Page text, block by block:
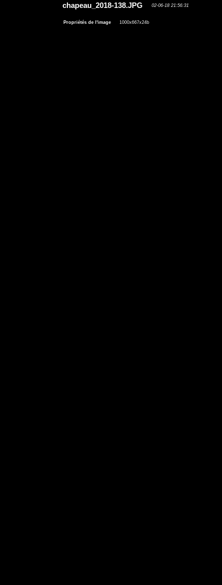
chapeau_2018-138.JPG 02-06-18 21:56:31
Propriétés de l'image 1000x667x24b